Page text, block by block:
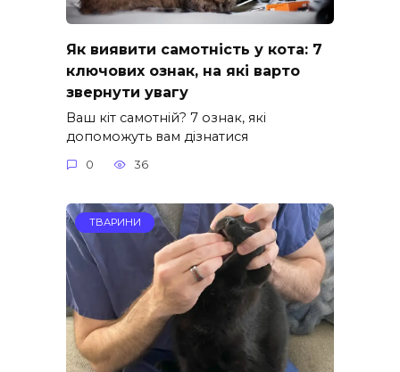
Як виявити самотність у кота: 7
ключових ознак, на які варто
звернути увагу
Ваш кіт самотній? 7 ознак, які
допоможуть вам дізнатися
0 36
ТВАРИНИ